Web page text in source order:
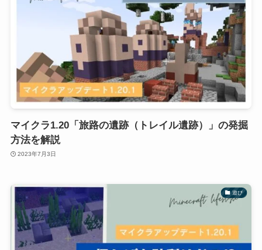
マイクラ1.20「旅路の遺跡（トレイル遺跡）」の発掘
方法を解説
2023年7月3日
遊び